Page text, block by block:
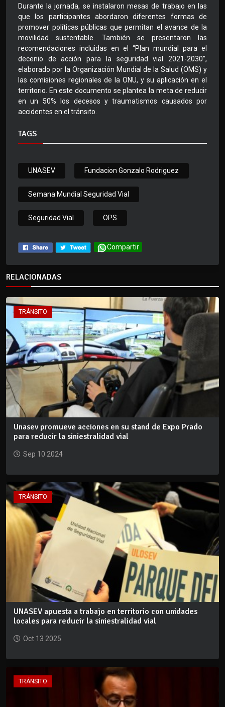
Durante la jornada, se instalaron mesas de trabajo en las
que los participantes abordaron diferentes formas de
promover políticas públicas que permitan el avance de la
movilidad sustentable. También se presentaron las
recomendaciones incluidas en el “Plan mundial para el
decenio de acción para la seguridad vial 2021-2030”,
elaborado por la Organización Mundial de la Salud (OMS) y
las comisiones regionales de la ONU, y su aplicación en el
territorio. En este documento se plantea la meta de reducir
en un 50% los decesos y traumatismos causados por
accidentes en el tránsito.
TAGS
UNASEV Fundacion Gonzalo Rodriguez
Semana Mundial Seguridad Vial
Seguridad Vial OPS
Compartir
RELACIONADAS
TRÁNSITO
Unasev promueve acciones en su stand de Expo Prado
para reducir la siniestralidad vial
Sep 10 2024
TRÁNSITO
UNASEV apuesta a trabajo en territorio con unidades
locales para reducir la siniestralidad vial
Oct 13 2025
TRÁNSITO